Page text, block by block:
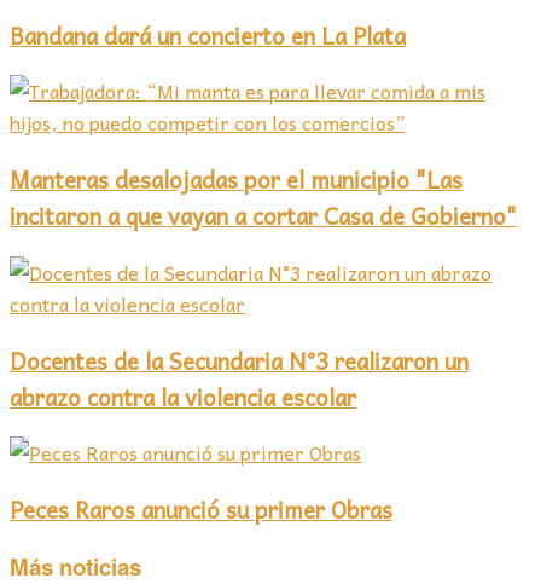
Bandana dará un concierto en La Plata
Manteras desalojadas por el municipio "Las
incitaron a que vayan a cortar Casa de Gobierno"
Docentes de la Secundaria N°3 realizaron un
abrazo contra la violencia escolar
Peces Raros anunció su primer Obras
Más noticias